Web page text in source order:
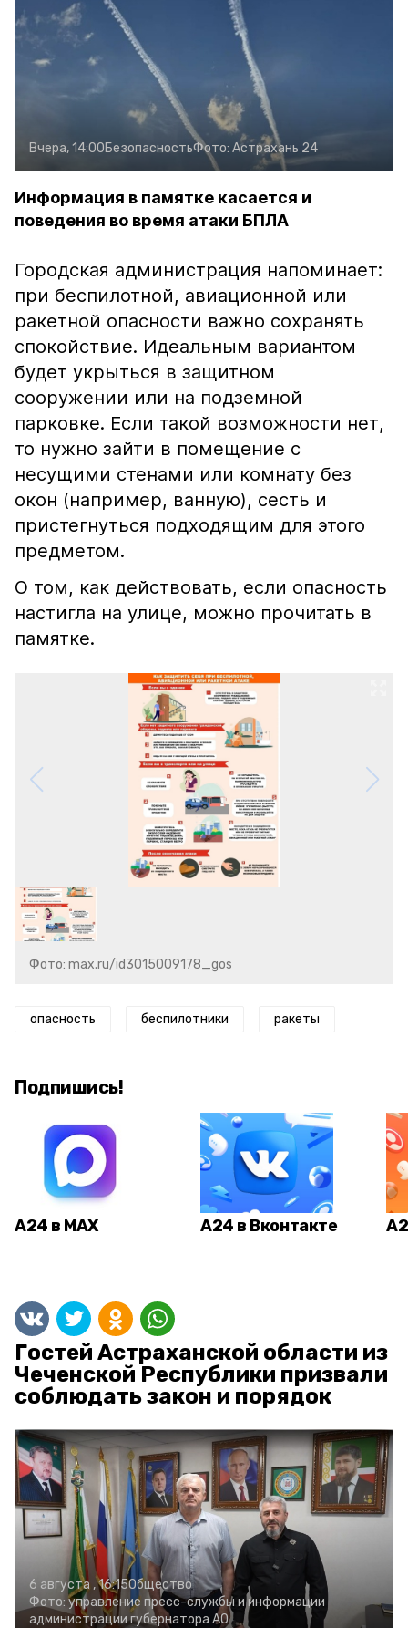
Вчера, 14:00БезопасностьФото: Астрахань 24
Информация в памятке касается и
поведения во время атаки БПЛА
Городская администрация напоминает:
при беспилотной, авиационной или
ракетной опасности важно сохранять
спокойствие. Идеальным вариантом
будет укрыться в защитном
сооружении или на подземной
парковке. Если такой возможности нет,
то нужно зайти в помещение с
несущими стенами или комнату без
окон (например, ванную), сесть и
пристегнуться подходящим для этого
предметом.
О том, как действовать, если опасность
настигла на улице, можно прочитать в
памятке.
Фото: max.ru/id3015009178_gos
опасность беспилотники ракеты
Подпишись!
А24 в MAX А24 в Вконтакте
Гостей Астраханской области из
Чеченской Республики призвали
соблюдать закон и порядок
6 августа , 16:15Общество
Фото: управление пресс-службы и информации
администрации губернатора АО